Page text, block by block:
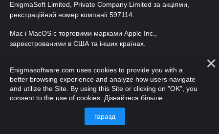
EnigmaSoft Limited, Private Company Limited за акціями,
реєстраційний номер компанії 597114.
Mac і MacOS є торговими марками Apple Inc.,
зареєстрованими в США та інших країнах.
захищено.
Enigmasoftware.com uses cookies to provide you with a
better browsing experience and analyze how users navigate
and utilize the Site. By using this Site or clicking on "OK", you
consent to the use of cookies. Дізнайтеся більше